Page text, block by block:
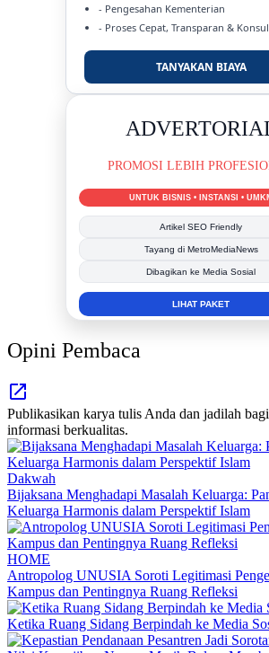
- Pengesahan Kementerian
- Proses Cepat, Transparan &
TANYAKAN BIAYA
DUKUNG
BERSAMA
MEDIA INFORMASI TERPERCAYA
Publikasi Kegiatan
Berita Promosi
Tingkatkan Branding Anda
INFO SELENGKAPNYA
Opini Pembaca
Publikasikan karya tulis Anda dan jadilah
informasi berkualitas.
Dakwah
Bijaksana Menghadapi Masalah Keluarga:
Keluarga Harmonis dalam Perspektif Islam
HOME
Antropolog UNUSIA Soroti Legitimasi
Kampus dan Pentingnya Ruang Refleksi
Ketika Ruang Sidang Berpindah ke Media